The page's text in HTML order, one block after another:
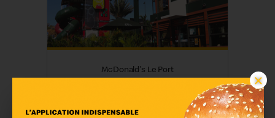
×
McDonald's Le Port